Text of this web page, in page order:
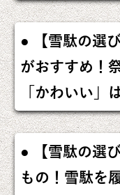
【雪駄の選
がおすすめ！
「かわいい」
【雪駄の選
もの！雪駄を